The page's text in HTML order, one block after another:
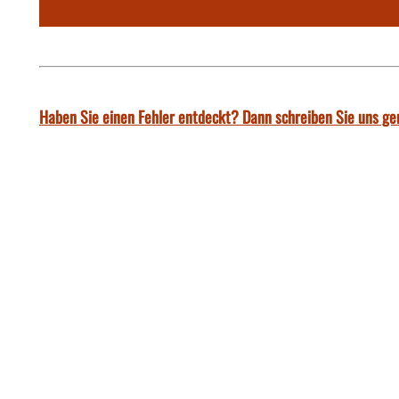
Haben Sie einen Fehler entdeckt? Dann schreiben Sie uns